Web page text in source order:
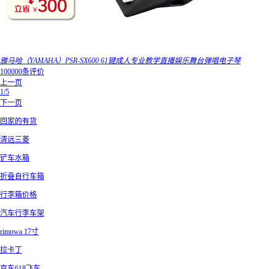
雅马哈（YAMAHA）PSR-SX600 61键成人专业教学直播娱乐舞台弹唱电子琴
100000条评价
上一页
1/5
下一页
回家的有货
清远三菱
铲车水箱
折叠自行车箱
行李箱价格
汽车行李车架
rimowa 17寸
拉卡丁